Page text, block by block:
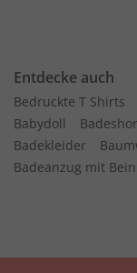
Entdecke auch
Bedruckte T Shirts
Babydoll
Badekleider
Badeanzug mit